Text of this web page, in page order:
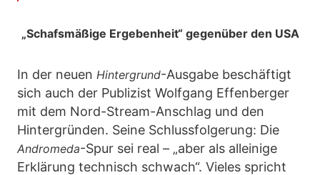
„Schafsmäßige Ergebenheit“ gegenüber den USA
In der neuen Hintergrund-Ausgabe beschäftigt
sich auch der Publizist Wolfgang Effenberger
mit dem Nord-Stream-Anschlag und den
Hintergründen. Seine Schlussfolgerung: Die
Andromeda-Spur sei real – „aber als alleinige
Erklärung technisch schwach“. Vieles spricht